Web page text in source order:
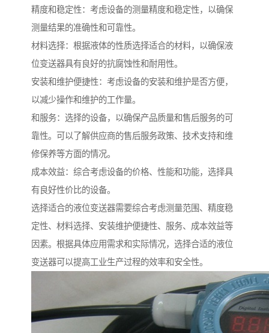
精度和稳定性：考虑设备的测量精度和稳定性，以确保
测量结果的准确性和可靠性。
材料选择：根据液体的性质选择适合的材料，以确保液
位变送器具有良好的抗腐蚀性和耐用性。
安装和维护便捷性：考虑设备的安装和维护是否方便，
以减少操作和维护的工作量。
和服务：选择的设备，以确保产品质量和售后服务的可
靠性。可以了解供应商的售后服务政策、技术支持和维
修保养等方面的情况。
成本效益：综合考虑设备的价格、性能和功能，选择具
有良好性价比的设备。
选择适合的液位变送器需要综合考虑测量范围、精度稳
定性、材料选择、安装维护便捷性、服务、成本效益等
因素。根据具体应用需求和实际情况，选择合适的液位
变送器可以提高工业生产过程的效率和安全性。